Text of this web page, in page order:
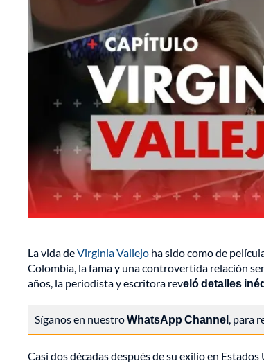
La vida deVirginia Vallejo ha sido como de
Colombia, la fama y una controvertida relación
años, la periodista y escritora reveló detalles
Síganos en nuestroWhatsApp Channel , para
Casi dos décadas después de su exilio en